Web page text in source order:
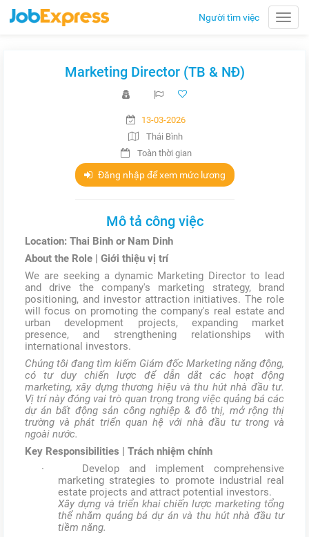
Toggle
Người tìm việc
Marketing Director (TB & NĐ)
13-03-2026
Thái Bình
Toàn thời gian
Đăng nhập để xem mức lương
Mô tả công việc
Location: Thai Binh or Nam Dinh
About the Role | Giới thiệu vị trí
We are seeking a dynamic Marketing Director to lead
and drive the company's marketing strategy, brand
positioning, and investor attraction initiatives. The role
will focus on promoting the company's real estate and
urban development projects, expanding market
presence, and strengthening relationships with
international investors.
Chúng tôi đang tìm kiếm Giám đốc Marketing năng động,
có tư duy chiến lược để dẫn dắt các hoạt động
marketing, xây dựng thương hiệu và thu hút nhà đầu tư.
Vị trí này đóng vai trò quan trọng trong việc quảng bá các
dự án bất động sản công nghiệp & đô thị, mở rộng thị
trường và phát triển quan hệ với nhà đầu tư trong và
ngoài nước.
Key Responsibilities | Trách nhiệm chính
· Develop and implement comprehensive
marketing strategies to promote industrial real
estate projects and attract potential investors.
Xây dựng và triển khai chiến lược marketing tổng
thể nhằm quảng bá dự án và thu hút nhà đầu tư
tiềm năng.